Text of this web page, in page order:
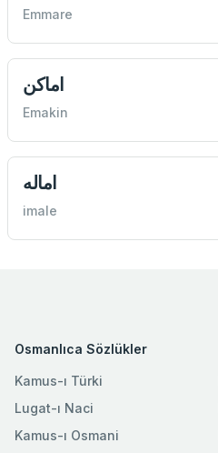
Emmare
اماكن
Emakin
اماله
imale
Osmanlıca Sözlükler
Kamus-ı Türki
Lugat-ı Naci
Kamus-ı Osmani